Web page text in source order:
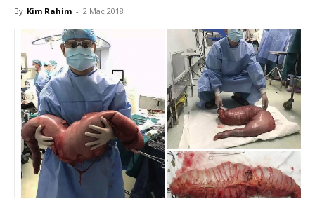
By Kim Rahim - 2 Mac 2018